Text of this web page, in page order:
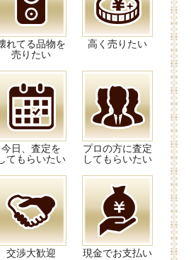
れてる品物を
売りたい
高く売りたい
今日、査定を
てもらいたい
プロの方に査定
してもらいたい
交渉大歓迎 現金でお支払い